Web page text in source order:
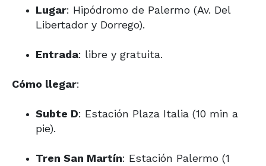
Lugar: Hipódromo de Palermo (Av. Del
Libertador y Dorrego).
Entrada: libre y gratuita.
Cómo llegar:
Subte D: Estación Plaza Italia (10 min a
pie).
Tren San Martín: Estación Palermo (1